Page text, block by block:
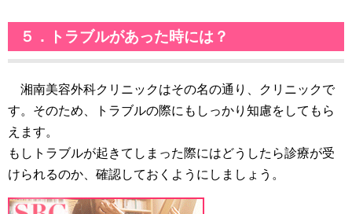
５．トラブルがあった時には？
湘南美容外科クリニックはその名の通り、クリニックで
す。そのため、トラブルの際にもしっかり知慮をしてもら
えます。
もしトラブルが起きてしまった際にはどうしたら診療が受
けられるのか、確認しておくようにしましょう。